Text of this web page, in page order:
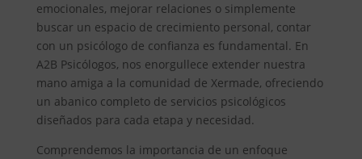
emocionales, mejorar relaciones o simplemente
buscar un espacio de crecimiento personal, contar
con un psicólogo de confianza es fundamental. En
A2B Psicólogos, nos enorgullece extender nuestra
mano amiga a la comunidad de Xermade, ofreciendo
un abanico completo de servicios psicológicos
diseñados para cada etapa y necesidad.
Comprendemos la importancia de un enfoque